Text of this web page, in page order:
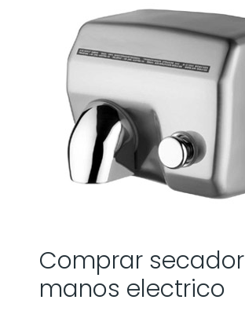
Comprar secador
manos electrico